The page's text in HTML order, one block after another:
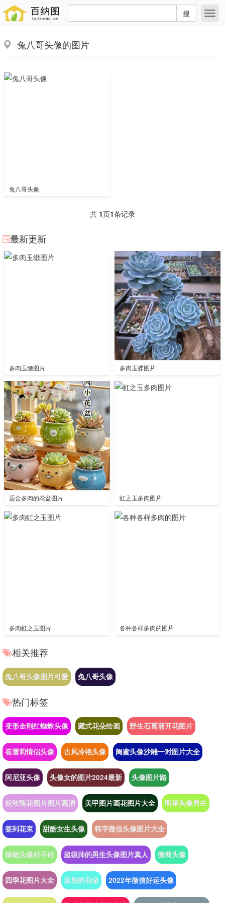
搜
兔八哥头像的图片
兔八哥头像
共 1页1条记录
最新更新
多肉玉缀图片 多肉玉蝶图片
适合多肉的花盆图片 虹之玉多肉图片
多肉虹之玉图片 各种各样多肉的图片
相关推荐
兔八哥头像图片可爱 兔八哥头像
热门标签
变形金刚红蜘蛛头像 藏式花朵绘画 野生石菖蒲开花图片
崔雪莉情侣头像 古风冷艳头像 闺蜜头像沙雕一对图片大全
阿尼亚头像 头像女的图片2024最新 头像图片路
粉玫瑰花图片图片高清 美甲图片画花图片大全 明星头像男生
签到花束 甜酷女生头像 韩字微信头像图片大全
猫做头像好不好 超级帅的男生头像图片真人 微商头像
四季花图片大全 发射的花朵 2022年微信好运头像